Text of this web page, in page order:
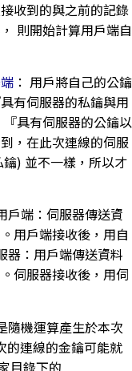
收到的與之前的記錄
則開始計算用戶端自
： 用戶將自己的公鑰
有伺服器的私鑰與用
具有伺服器的公鑰以
，在此次連線的伺服
) 並不一樣，所以才
戶端：伺服器傳送資
用戶端接收後，用自
器：用戶端傳送資料
伺服器接收後，用伺
隨機運算產生於本次
的連線的金鑰可能就
目錄下的